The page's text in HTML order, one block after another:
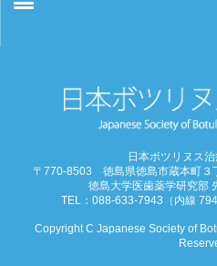
学会概要
ご挨拶
日本ボツリヌス
〒770-8503 徳島県徳島市蔵本町
徳島大学医歯薬学研究部
TEL：088-633-7943（内線
Copyright C Japanese Society of